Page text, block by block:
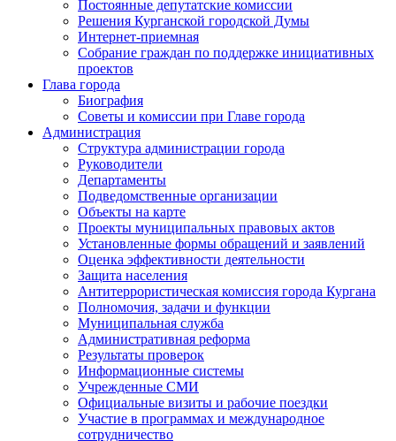
Постоянные депутатские комиссии
Решения Курганской городской Думы
Интернет-приемная
Собрание граждан по поддержке инициативных
проектов
Глава города
Биография
Советы и комиссии при Главе города
Администрация
Структура администрации города
Руководители
Департаменты
Подведомственные организации
Объекты на карте
Проекты муниципальных правовых актов
Установленные формы обращений и заявлений
Оценка эффективности деятельности
Защита населения
Антитеррористическая комиссия города Кургана
Полномочия, задачи и функции
Муниципальная служба
Административная реформа
Результаты проверок
Информационные системы
Учрежденные СМИ
Официальные визиты и рабочие поездки
Участие в программах и международное
сотрудничество